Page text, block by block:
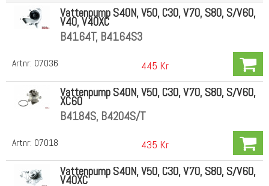
Artnr: 07036
Vattenpump S40N, V50, C30, V70, S80, S/V60,
V40, V40XC
B4164T, B4164S3
445 Kr
Artnr: 07018
Vattenpump S40N, V50, C30, V70, S80, S/V60,
XC60
B4184S, B4204S/T
435 Kr
Vattenpump S40N, V50, C30, V70, S80, S/V60,
V40XC